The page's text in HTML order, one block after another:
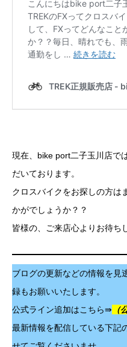
現在、bike port二子玉川店で
だいております。
クロスバイクをお探しの方は
かがでしょうか？？
皆様の、ご来店心よりお待ち
ブログの更新などの情報を見
録もお願いいたします。
公式ライン追加はこちら⇛ （
最新情報を配信している下記